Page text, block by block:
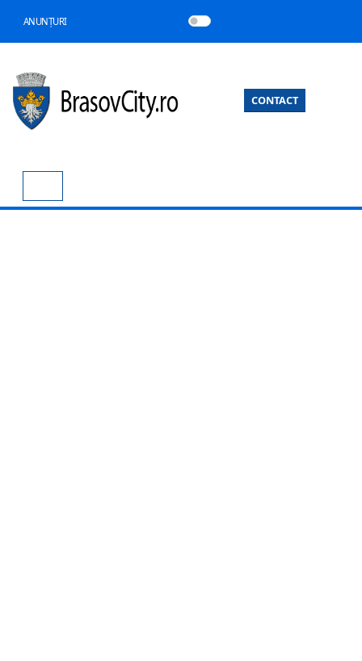
ANUNȚURI
CONTACT